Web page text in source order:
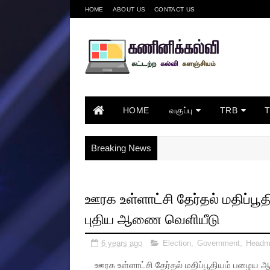
HOME ABOUT US CONTACT US
HOME வகுப்பு TRB
Breaking News
ஊரக உள்ளாட்சி தேர்தல்
புதிய ஆணை வெளியீடு
6 years ago Election, Government,
ஊரக உள்ளாட்சி தேர்தல் மதிப்பூதியம் பழைய